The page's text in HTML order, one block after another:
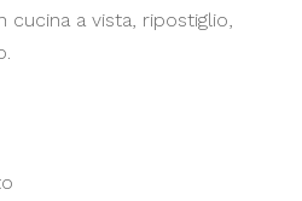
cucina a vista, ripostiglio,